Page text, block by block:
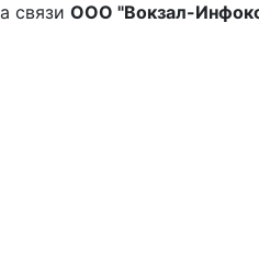
связи ООО "Вокзал-